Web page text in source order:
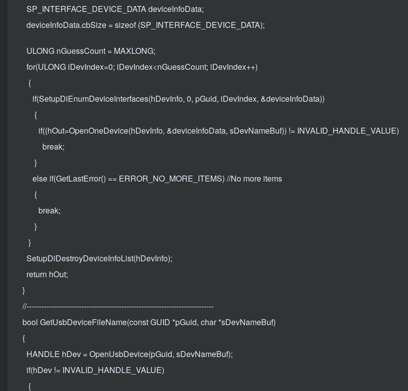
SP_INTERFACE_DEVICE_DATA deviceInfoData;
deviceInfoData.cbSize = sizeof (SP_INTERFACE_DEVICE_DATA);
ULONG nGuessCount = MAXLONG;
for(ULONG iDevIndex=0; iDevIndex<nGuessCount; iDevIndex++)
{
if(SetupDiEnumDeviceInterfaces(hDevInfo, 0, pGuid, iDevIndex, &deviceInfoData))
{
if((hOut=OpenOneDevice(hDevInfo, &deviceInfoData, sDevNameBuf)) != INVALID_HANDLE_VALUE)
break;
}
else if(GetLastError() == ERROR_NO_MORE_ITEMS) //No more items
{
break;
}
}
SetupDiDestroyDeviceInfoList(hDevInfo);
return hOut;
}
//---------------------------------------------------------------------------
bool GetUsbDeviceFileName(const GUID *pGuid, char *sDevNameBuf)
{
HANDLE hDev = OpenUsbDevice(pGuid, sDevNameBuf);
if(hDev != INVALID_HANDLE_VALUE)
{